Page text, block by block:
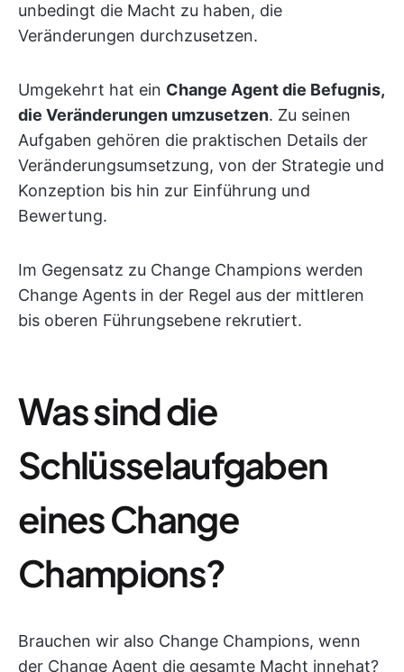
unbedingt die Macht zu haben, die
Veränderungen durchzusetzen.
Umgekehrt hat ein Change Agent die Befugnis,
die Veränderungen umzusetzen. Zu seinen
Aufgaben gehören die praktischen Details der
Veränderungsumsetzung, von der Strategie und
Konzeption bis hin zur Einführung und
Bewertung.
Im Gegensatz zu Change Champions werden
Change Agents in der Regel aus der mittleren
bis oberen Führungsebene rekrutiert.
Was sind die
Schlüsselaufgaben
eines Change
Champions?
Brauchen wir also Change Champions, wenn
der Change Agent die gesamte Macht innehat?